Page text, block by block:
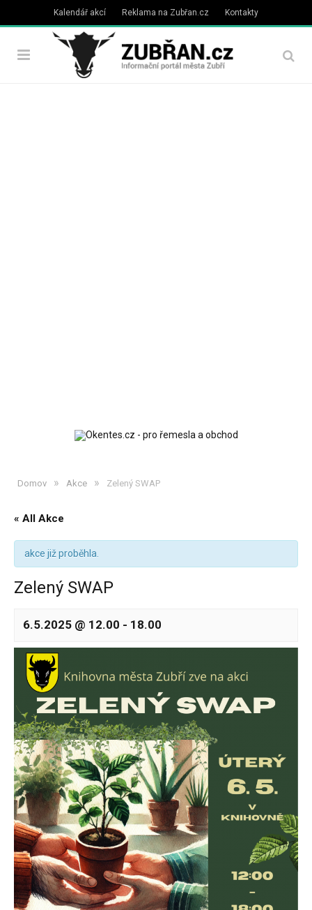
Kalendář akcí Reklama na Zubřan.cz Kontakty
Domov » Akce » Zelený SWAP
« All Akce
akce již proběhla.
Zelený SWAP
6.5.2025 @ 12.00 - 18.00